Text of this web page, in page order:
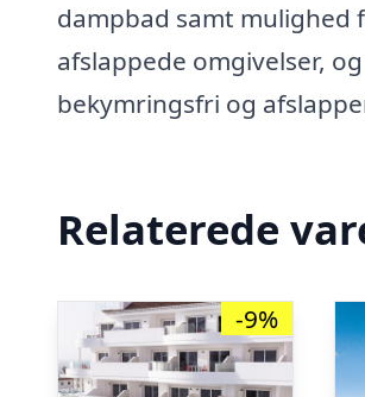
dampbad samt mulighed
afslappede omgivelser,
bekymringsfri og
Relaterede
-9%